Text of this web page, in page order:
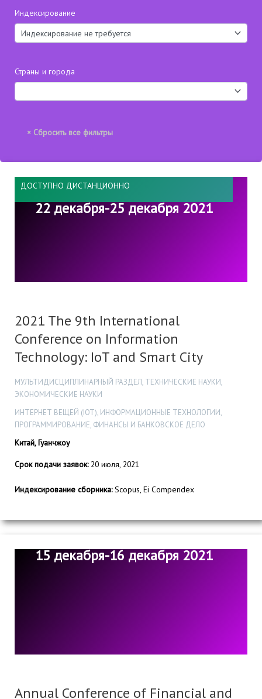
Индексирование
Страны и города
ДОСТУПНО ДИСТАНЦИОННО
22 декабря-25 декабря 2021
2021 The 9th International
Conference on Information
Technology: IoT and Smart City
МУЛЬТИДИСЦИПЛИНАРНЫЙ РАЗДЕЛ, ТЕХНИЧЕСКИЕ НАУКИ,
ЭКОНОМИЧЕСКИЕ НАУКИ
ИНТЕРНЕТ ВЕЩЕЙ (IOT), ИНФОРМАЦИОННЫЕ ТЕХНОЛОГИИ,
ПРОГРАММИРОВАНИЕ, ФИНАНСЫ И БАНКОВСКОЕ ДЕЛО
Китай, Гуанчжоу
Срок подачи заявок:20 июля, 2021
Индексирование сборника:Scopus, Ei Compendex
15 декабря-16 декабря 2021
Annual Conference of Financial and